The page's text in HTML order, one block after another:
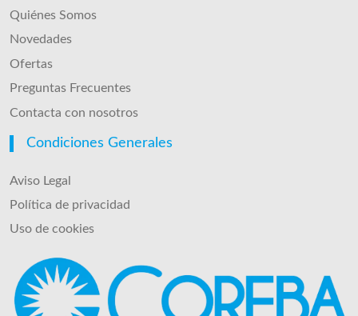
Quiénes Somos
Novedades
Ofertas
Preguntas Frecuentes
Contacta con nosotros
Condiciones Generales
Aviso Legal
Política de privacidad
Uso de cookies